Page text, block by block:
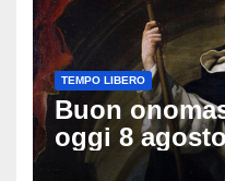
TEMPO LIBERO
Buon
oggi 8
auguri da